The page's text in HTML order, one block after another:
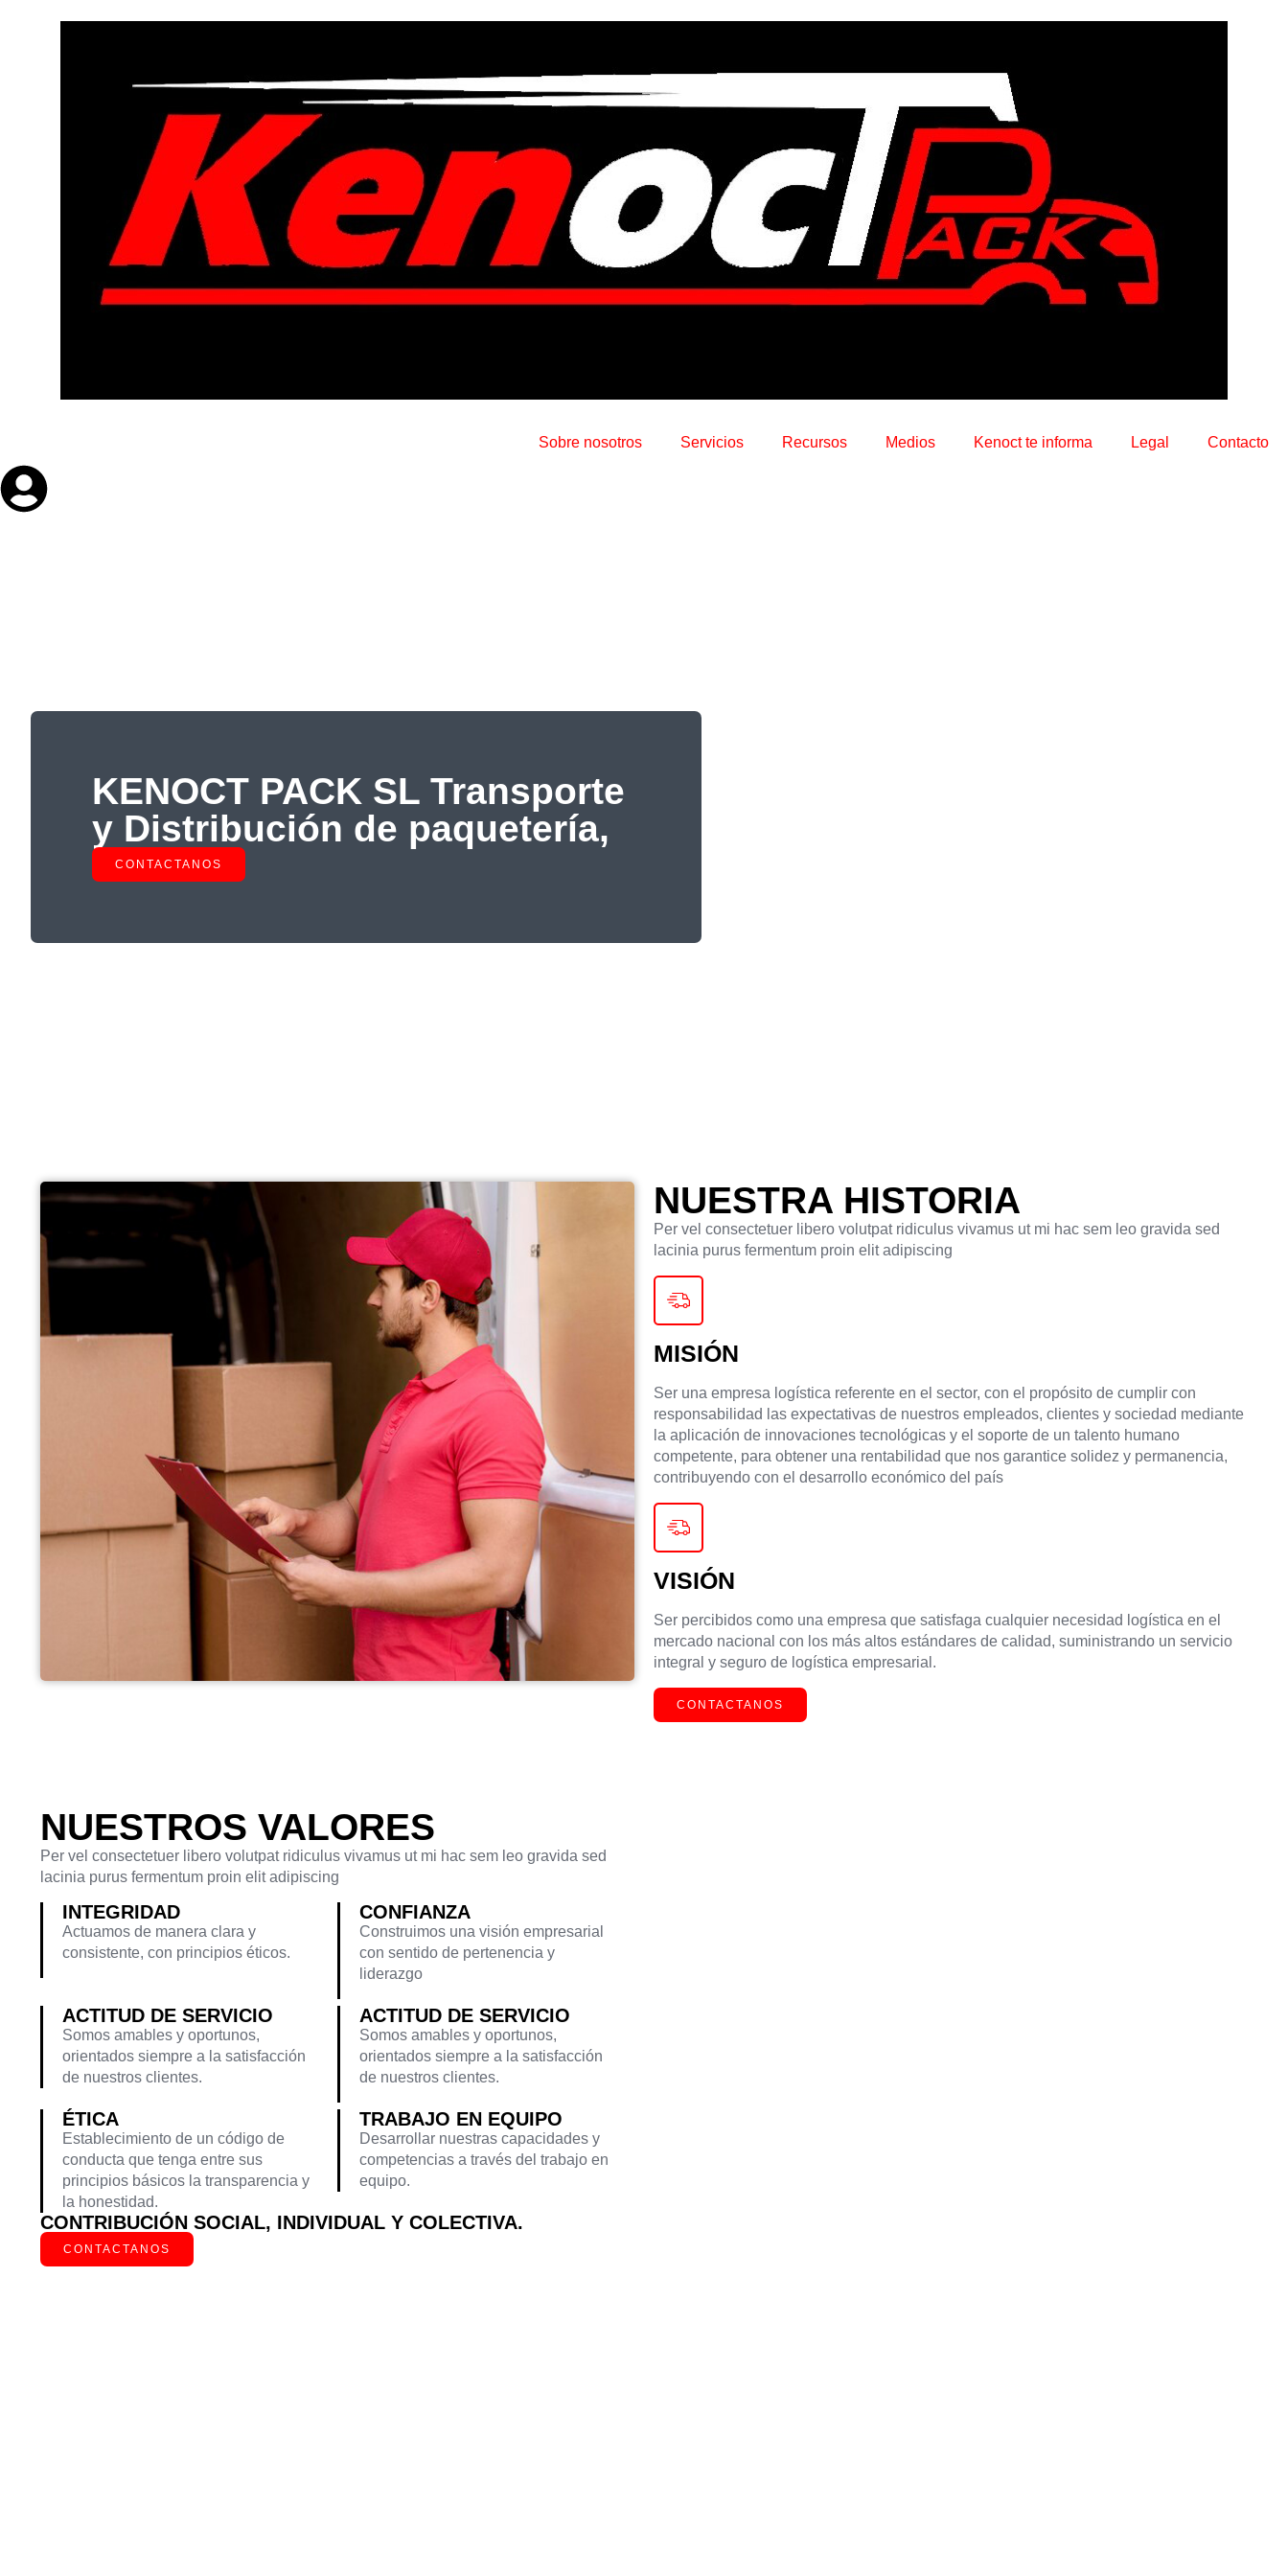
Sobre nosotros Servicios Recursos Medios Kenoct te informa Legal Contacto
KENOCT PACK SL Transporte
y Distribución de paquetería,
CONTACTANOS
NUESTRA HISTORIA
Per vel consectetuer libero volutpat ridiculus vivamus ut mi hac sem leo gravida sed
lacinia purus fermentum proin elit adipiscing
MISIÓN
Ser una empresa logística referente en el sector, con el propósito de cumplir con
responsabilidad las expectativas de nuestros empleados, clientes y sociedad mediante
la aplicación de innovaciones tecnológicas y el soporte de un talento humano
competente, para obtener una rentabilidad que nos garantice solidez y permanencia,
contribuyendo con el desarrollo económico del país
VISIÓN
Ser percibidos como una empresa que satisfaga cualquier necesidad logística en el
mercado nacional con los más altos estándares de calidad, suministrando un servicio
integral y seguro de logística empresarial.
CONTACTANOS
NUESTROS VALORES
Per vel consectetuer libero volutpat ridiculus vivamus ut mi hac sem leo gravida sed
lacinia purus fermentum proin elit adipiscing
INTEGRIDAD
Actuamos de manera clara y
consistente, con principios éticos.
CONFIANZA
Construimos una visión empresarial
con sentido de pertenencia y
liderazgo
ACTITUD DE SERVICIO
Somos amables y oportunos,
orientados siempre a la satisfacción
de nuestros clientes.
ACTITUD DE SERVICIO
Somos amables y oportunos,
orientados siempre a la satisfacción
de nuestros clientes.
ÉTICA
Establecimiento de un código de
conducta que tenga entre sus
principios básicos la transparencia y
la honestidad.
TRABAJO EN EQUIPO
Desarrollar nuestras capacidades y
competencias a través del trabajo en
equipo.
CONTRIBUCIÓN SOCIAL, INDIVIDUAL Y COLECTIVA.
CONTACTANOS